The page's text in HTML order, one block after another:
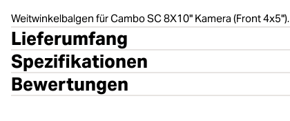
Weitwinkelbalgen für Cambo SC 8X10" Kamera (Front 4x5").
Lieferumfang
Spezifikationen
Bewertungen